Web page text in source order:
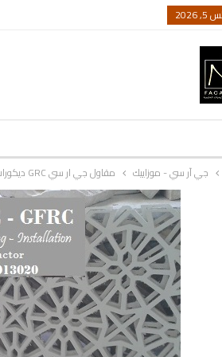
جي آر سي - موزاييك مقاول جي ار سي GRC ديكورات واجهات جي ار سي بالكويت